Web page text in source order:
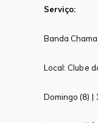
Serviço:
Banda
Local: Clube
Domingo (8) |